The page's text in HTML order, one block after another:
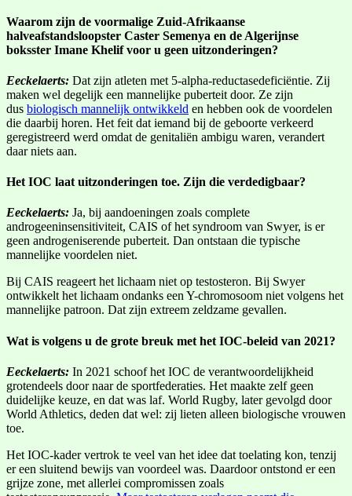
Waarom zijn de voormalige Zuid-Afrikaanse
halveafstandsloopster Caster Semenya en de Algerijnse
boksster Imane Khelif voor u geen uitzonderingen?
Eeckelaerts: Dat zijn atleten met 5-alpha-reductasedeficiëntie. Zij
maken wel degelijk een mannelijke puberteit door. Ze zijn
dus biologisch mannelijk ontwikkeld en hebben ook de voordelen
die daarbij horen. Het feit dat iemand bij de geboorte verkeerd
geregistreerd werd omdat de genitaliën ambigu waren, verandert
daar niets aan.
Het IOC laat uitzonderingen toe. Zijn die verdedigbaar?
Eeckelaerts: Ja, bij aandoeningen zoals complete
androgeeninsensitiviteit, CAIS of het syndroom van Swyer, is er
geen androgeniserende puberteit. Dan ontstaan die typische
mannelijke voordelen niet.
Bij CAIS reageert het lichaam niet op testosteron. Bij Swyer
ontwikkelt het lichaam ondanks een Y-chromosoom niet volgens het
mannelijke patroon. Dat zijn extreem zeldzame gevallen.
Wat is volgens u de grote breuk met het IOC-beleid van 2021?
Eeckelaerts: In 2021 schoof het IOC de verantwoordelijkheid
grotendeels door naar de sportfederaties. Het maakte zelf geen
duidelijke keuze, en dat was laf. World Rugby, later gevolgd door
World Athletics, deden dat wel: zij lieten alleen biologische vrouwen
toe.
Het IOC-kader vertrok te veel van het idee dat toelating kon, tenzij
er een sluitend bewijs van voordeel was. Daardoor ontstond er een
grijze zone, met allerlei compromissen zoals